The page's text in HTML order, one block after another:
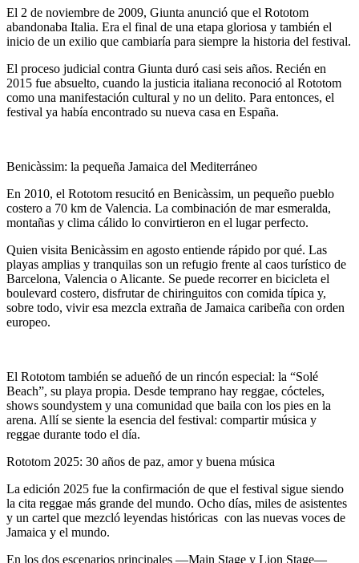
El 2 de noviembre de 2009, Giunta anunció que el Rototom
abandonaba Italia. Era el final de una etapa gloriosa y también el
inicio de un exilio que cambiaría para siempre la historia del festival.
El proceso judicial contra Giunta duró casi seis años. Recién en
2015 fue absuelto, cuando la justicia italiana reconoció al Rototom
como una manifestación cultural y no un delito. Para entonces, el
festival ya había encontrado su nueva casa en España.
Benicàssim: la pequeña Jamaica del Mediterráneo
En 2010, el Rototom resucitó en Benicàssim, un pequeño pueblo
costero a 70 km de Valencia. La combinación de mar esmeralda,
montañas y clima cálido lo convirtieron en el lugar perfecto.
Quien visita Benicàssim en agosto entiende rápido por qué. Las
playas amplias y tranquilas son un refugio frente al caos turístico de
Barcelona, Valencia o Alicante. Se puede recorrer en bicicleta el
boulevard costero, disfrutar de chiringuitos con comida típica y,
sobre todo, vivir esa mezcla extraña de Jamaica caribeña con orden
europeo.
El Rototom también se adueñó de un rincón especial: la “Solé
Beach”, su playa propia. Desde temprano hay reggae, cócteles,
shows soundystem y una comunidad que baila con los pies en la
arena. Allí se siente la esencia del festival: compartir música y
reggae durante todo el día.
Rototom 2025: 30 años de paz, amor y buena música
La edición 2025 fue la confirmación de que el festival sigue siendo
la cita reggae más grande del mundo. Ocho días, miles de asistentes
y un cartel que mezcló leyendas históricas con las nuevas voces de
Jamaica y el mundo.
En los dos escenarios principales —Main Stage y Lion Stage—